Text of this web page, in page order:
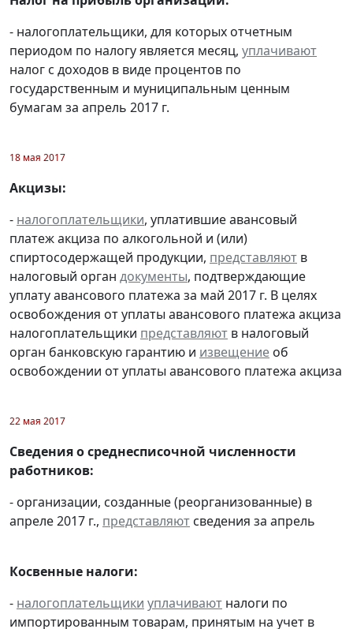
- налогоплательщики, для которых отчетным
периодом по налогу является месяц, уплачивают
налог с доходов в виде процентов по
государственным и муниципальным ценным
бумагам за апрель 2017 г.
18 мая 2017
Акцизы:
- налогоплательщики, уплатившие авансовый
платеж акциза по алкогольной и (или)
спиртосодержащей продукции, представляют в
налоговый орган документы, подтверждающие
уплату авансового платежа за май 2017 г. В целях
освобождения от уплаты авансового платежа акциза
налогоплательщики представляют в налоговый
орган банковскую гарантию и извещение об
освобождении от уплаты авансового платежа акциза
22 мая 2017
Сведения о среднесписочной численности
работников:
- организации, созданные (реорганизованные) в
апреле 2017 г., представляют сведения за апрель
Косвенные налоги:
- налогоплательщики уплачивают налоги по
импортированным товарам, принятым на учет в